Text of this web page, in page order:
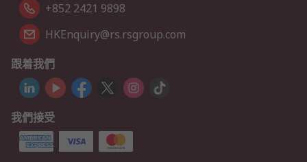
+852 2421 9898
HKEnquiry@rs.rsgroup.com
跟着我們
我們接受